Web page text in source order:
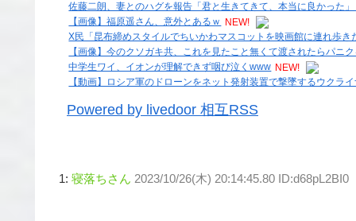
佐藤二朗、妻とのハグを報告「君と生きてきて、本当に良かった
【画像】福原遥さん、意外とあるｗ NEW!
X民「昆布締めスタイルでちいかわマスコットを映画館に連れ歩き
【画像】今のクソガキ共、これを見たこと無くて渡されたらパニ
中学生ワイ、イオンが理解できず咽び泣くwww NEW!
【動画】ロシア軍のドローンをネット発射装置で撃墜するウクラ
Powered by livedoor 相互RSS
1: 寝落ちさん 2023/10/26(木) 20:14:45.80 ID:d68pL2BI0